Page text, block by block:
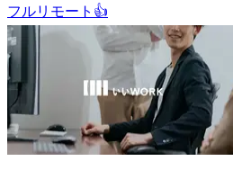
フルリモート 👍